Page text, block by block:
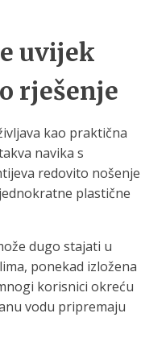
uvijek
rješenje
kao praktična
navika s
redovito nošenje
plastične
dugo stajati u
ponekad izložena
korisnici okreću
vodu pripremaju